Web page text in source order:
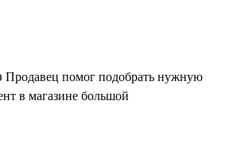
помог подобрать нужную
в магазине большой